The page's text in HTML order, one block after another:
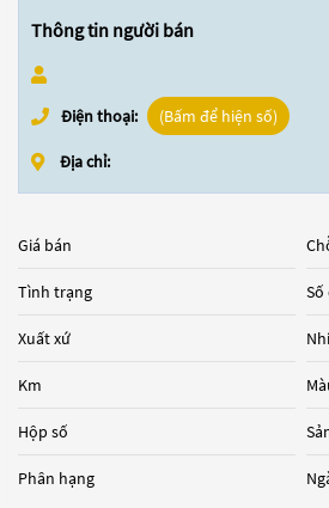
Thông tin người bán
Điện thoại: (Bấm để hiện số)
Địa chỉ:
Giá bán
Tình trạng
Xuất xứ
Km
Hộp số
Phân hạng
Số